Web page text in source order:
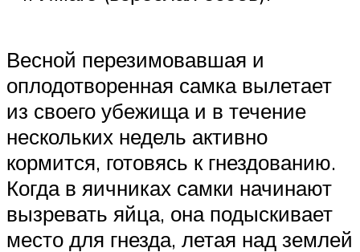
Весной перезимовавшая и
оплодотворенная самка вылетает
из своего убежища и в течение
нескольких недель активно
кормится, готовясь к гнездованию.
Когда в яичниках самки начинают
вызревать яйца, она подыскивает
место для гнезда, летая над землей